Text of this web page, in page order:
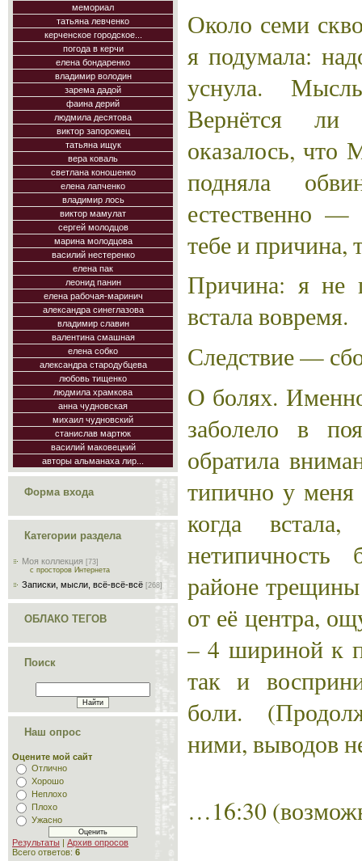
мемориал
татьяна левченко
керченское городское...
погода в керчи
елена бондаренко
владимир володин
зарема дадой
фаина дерий
людмила десятова
виктор запорожец
татьяна ищук
вера коваль
светлана коношенко
елена лапченко
владимир лось
виктор мамулат
сергей молодцов
марина молодцова
василий нестеренко
елена пак
леонид панин
елена рабочая-маринич
александра синеглазова
владимир славин
валентина смашная
елена собко
александра стародубцева
любовь тищенко
людмила храмкова
анна чудновская
михаил чудновский
станислав мартюк
василий маковецкий
авторы альманаха лир...
Форма входа
Категории раздела
Моя коллекция [73]
с просторов Интернета
Записки, мысли, всё-всё-всё [268]
ОБЛАКО ТЕГОВ
Поиск
Наш опрос
Оцените мой сайт
Отлично
Хорошо
Неплохо
Плохо
Ужасно
Результаты | Архив опросов
Всего ответов: 6
Около семи
я подумала:
уснула.
Вернётся
оказалось, что
подняла
естественно —
тебе и причина,
Причина: я не
встала вовремя.
Следствие —
О болях.
заболело в
обратила
типично у
когда
районе
от её центра,
– 4 шириной к
так и
боли.
ними, выводов
…16:30